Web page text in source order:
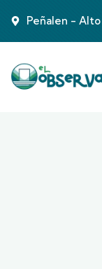
Peñalen -